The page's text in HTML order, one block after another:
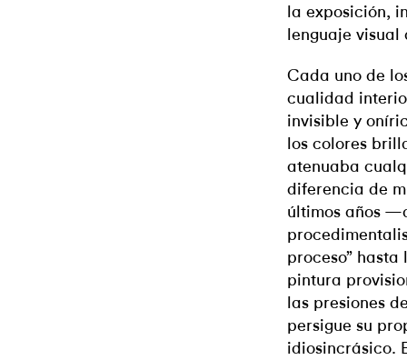
la exposición,
lenguaje
Cada uno de
cualidad
invisible y
los colores
atenuaba
diferencia de
últimos años
proceso”
pintura
las presiones
persigue su
idiosincrásico.